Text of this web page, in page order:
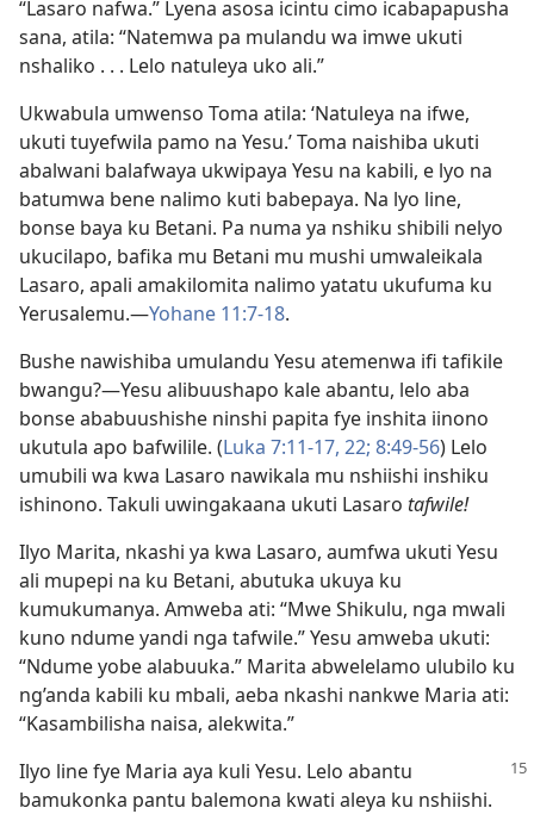
“Lasaro nafwa.” Lyena asosa icintu cimo icabapapusha
sana, atila: “Natemwa pa mulandu wa imwe ukuti
nshaliko . . . Lelo natuleya uko ali.”
Ukwabula umwenso Toma atila: ‘Natuleya na ifwe,
ukuti tuyefwila pamo na Yesu.’ Toma naishiba ukuti
abalwani balafwaya ukwipaya Yesu na kabili, e lyo na
batumwa bene nalimo kuti babepaya. Na lyo line,
bonse baya ku Betani. Pa numa ya nshiku shibili nelyo
ukucilapo, bafika mu Betani mu mushi umwaleikala
Lasaro, apali amakilomita nalimo yatatu ukufuma ku
Yerusalemu.—Yohane 11:7-18.
Bushe nawishiba umulandu Yesu atemenwa ifi tafikile
bwangu?—Yesu alibuushapo kale abantu, lelo aba
bonse ababuushishe ninshi papita fye inshita iinono
ukutula apo bafwilile. (Luka 7:11-17, 22; 8:49-56) Lelo
umubili wa kwa Lasaro nawikala mu nshiishi inshiku
ishinono. Takuli uwingakaana ukuti Lasaro tafwile!
Ilyo Marita, nkashi ya kwa Lasaro, aumfwa ukuti Yesu
ali mupepi na ku Betani, abutuka ukuya ku
kumukumanya. Amweba ati: “Mwe Shikulu, nga mwali
kuno ndume yandi nga tafwile.” Yesu amweba ukuti:
“Ndume yobe alabuuka.” Marita abwelelamo ulubilo ku
ng’anda kabili ku mbali, aeba nkashi nankwe Maria ati:
“Kasambilisha naisa, alekwita.”
Ilyo line fye Maria aya kuli Yesu. Lelo abantu
bamukonka pantu balemona kwati aleya ku nshiishi.